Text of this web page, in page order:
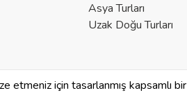
Asya Turları
Uzak Doğu Turları
etmeniz için tasarlanmış kapsamlı bir